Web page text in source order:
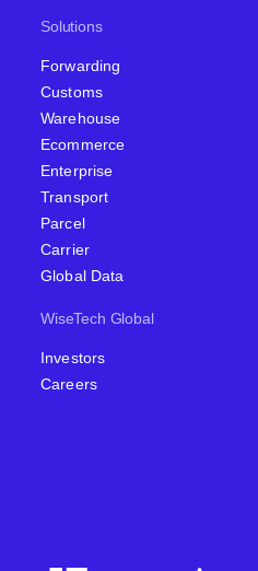
Solutions
Forwarding
Customs
Warehouse
Ecommerce
Enterprise
Transport
Parcel
Carrier
Global Data
WiseTech Global
Investors
Careers